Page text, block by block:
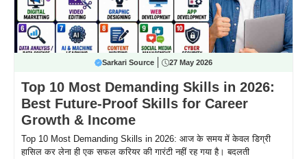
Sarkari Source 27 May 2026
Top 10 Most Demanding Skills in 2026:
Best Future-Proof Skills for Career
Growth & Income
Top 10 Most Demanding Skills in 2026: आज के समय में केवल डिग्री
हासिल कर लेना ही एक सफल करियर की गारंटी नहीं रह गया है। बदलती